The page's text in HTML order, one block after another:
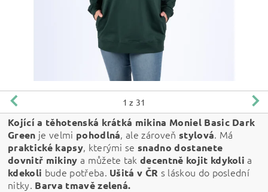
1 z 31
Kojící a těhotenská krátká mikina Moniel Basic Dark
Green je velmi pohodlná, ale zároveň stylová. Má
praktické kapsy, kterými sesnadno dostanete
dovnitř mikiny a můžete takdecentně kojit kdykoli a
kdekoli bude potřeba. Ušitá v ČR s láskou do poslední
nitky. Barva tmavě zelená.